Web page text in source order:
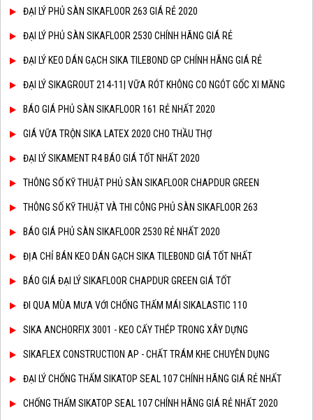
ĐẠI LÝ PHỦ SÀN SIKAFLOOR 263 GIÁ RẺ 2020
ĐẠI LÝ PHỦ SÀN SIKAFLOOR 2530 CHÍNH HÃNG GIÁ RẺ
ĐẠI LÝ KEO DÁN GẠCH SIKA TILEBOND GP CHÍNH HÃNG GIÁ RẺ
ĐẠI LÝ SIKAGROUT 214-11| VỮA RÓT KHÔNG CO NGÓT GỐC XI MĂNG
BÁO GIÁ PHỦ SÀN SIKAFLOOR 161 RẺ NHẤT 2020
GIÁ VỮA TRỘN SIKA LATEX 2020 CHO THẦU THỢ
ĐẠI LÝ SIKAMENT R4 BÁO GIÁ TỐT NHẤT 2020
THÔNG SỐ KỸ THUẬT PHỦ SÀN SIKAFLOOR CHAPDUR GREEN
THÔNG SỐ KỸ THUẬT VÀ THI CÔNG PHỦ SÀN SIKAFLOOR 263
BÁO GIÁ PHỦ SÀN SIKAFLOOR 2530 RẺ NHẤT 2020
ĐỊA CHỈ BÁN KEO DÁN GẠCH SIKA TILEBOND GIÁ TỐT NHẤT
BÁO GIÁ ĐẠI LÝ SIKAFLOOR CHAPDUR GREEN GIÁ TỐT
ĐI QUA MÙA MƯA VỚI CHỐNG THẤM MÁI SIKALASTIC 110
SIKA ANCHORFIX 3001 - KEO CẤY THÉP TRONG XÂY DỰNG
SIKAFLEX CONSTRUCTION AP - CHẤT TRÁM KHE CHUYÊN DỤNG
ĐẠI LÝ CHỐNG THẤM SIKATOP SEAL 107 CHÍNH HÃNG GIÁ RẺ NHẤT
CHỐNG THẤM SIKATOP SEAL 107 CHÍNH HÃNG GIÁ RẺ NHẤT 2020